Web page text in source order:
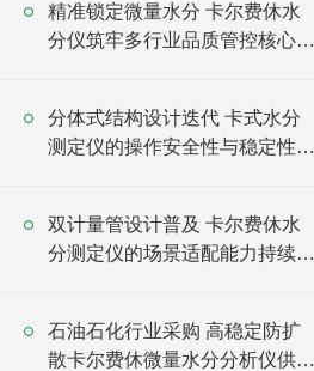
精准锁定微量水分 卡尔费休水
分仪筑牢多行业品质管控核心底
分体式结构设计迭代 卡式水分
测定仪的操作安全性与稳定性升
双计量管设计普及 卡尔费休水
分测定仪的场景适配能力持续升
石油石化行业采购 高稳定防扩
散卡尔费休微量水分分析仪供货